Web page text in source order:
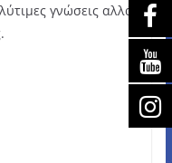
γνώσεις αλλά